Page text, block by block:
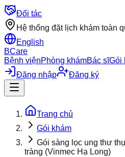
Đối tác
Hệ thống đặt lịch khám toàn
English
BCare
Bệnh việnPhòng khámBác sĩGói
Đăng nhập
Đăng ký
Trang chủ
Gói khám
Gói sàng lọc ung thư
tràng (Vinmec Hạ Long)